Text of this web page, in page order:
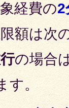
経費の2
額は次
の場合
す。